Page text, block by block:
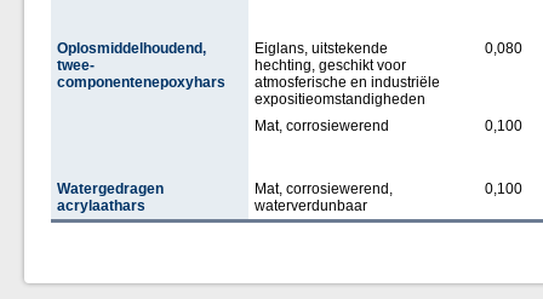
Oplosmiddelhoudend,
twee-
componentenepoxyhars
Eiglans, uitstekende
hechting, geschikt voor
atmosferische en industriële
expositieomstandigheden
0,080
Mat, corrosiewerend 0,100
Watergedragen
acrylaathars
Mat, corrosiewerend,
waterverdunbaar
0,100